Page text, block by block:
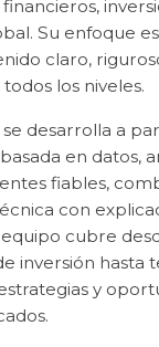
Su enfoque
claro,
los niveles.
desarrolla a
en datos,
fiables,
con
equipo cubre
inversión hasta
y